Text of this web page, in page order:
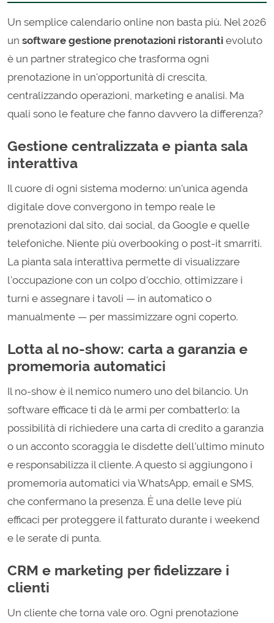
Un semplice calendario online non basta più. Nel 2026
un software gestione prenotazioni ristoranti evoluto
è un partner strategico che trasforma ogni
prenotazione in un'opportunità di crescita,
centralizzando operazioni, marketing e analisi. Ma
quali sono le feature che fanno davvero la differenza?
Gestione centralizzata e pianta sala
interattiva
Il cuore di ogni sistema moderno: un'unica agenda
digitale dove convergono in tempo reale le
prenotazioni dal sito, dai social, da Google e quelle
telefoniche. Niente più overbooking o post-it smarriti.
La pianta sala interattiva permette di visualizzare
l'occupazione con un colpo d'occhio, ottimizzare i
turni e assegnare i tavoli — in automatico o
manualmente — per massimizzare ogni coperto.
Lotta al no-show: carta a garanzia e
promemoria automatici
Il no-show è il nemico numero uno del bilancio. Un
software efficace ti dà le armi per combatterlo: la
possibilità di richiedere una carta di credito a garanzia
o un acconto scoraggia le disdette dell'ultimo minuto
e responsabilizza il cliente. A questo si aggiungono i
promemoria automatici via WhatsApp, email e SMS,
che confermano la presenza. È una delle leve più
efficaci per proteggere il fatturato durante i weekend
e le serate di punta.
CRM e marketing per fidelizzare i
clienti
Un cliente che torna vale oro. Ogni prenotazione